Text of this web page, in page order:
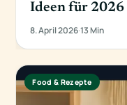
Ideen für 2026
8. April 2026·13 Min
Food & Rezepte